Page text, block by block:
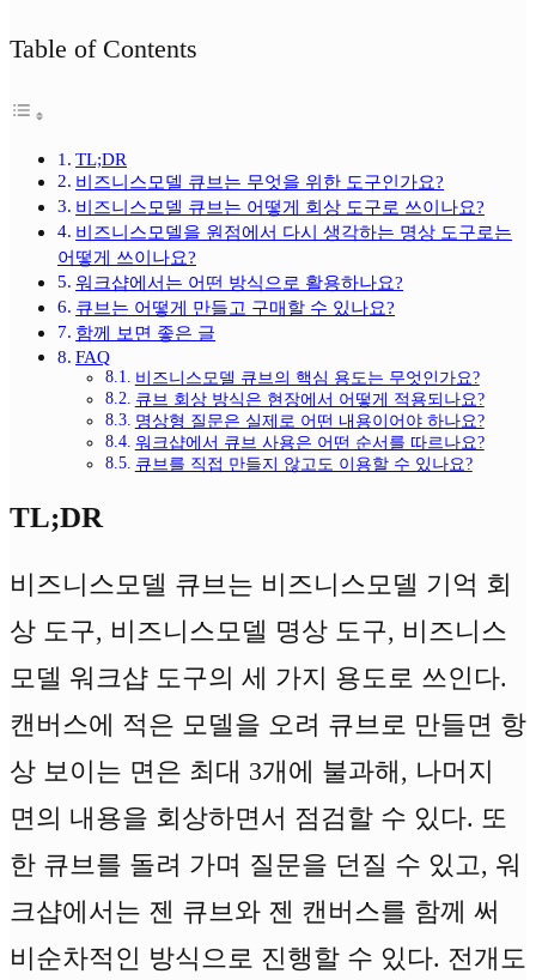
Table of Contents
TL;DR
비즈니스모델 큐브는 무엇을 위한 도구인가요?
비즈니스모델 큐브는 어떻게 회상 도구로 쓰이나요?
비즈니스모델을 원점에서 다시 생각하는 명상 도구로는
어떻게 쓰이나요?
워크샵에서는 어떤 방식으로 활용하나요?
큐브는 어떻게 만들고 구매할 수 있나요?
함께 보면 좋은 글
FAQ
비즈니스모델 큐브의 핵심 용도는 무엇인가요?
큐브 회상 방식은 현장에서 어떻게 적용되나요?
명상형 질문은 실제로 어떤 내용이어야 하나요?
워크샵에서 큐브 사용은 어떤 순서를 따르나요?
큐브를 직접 만들지 않고도 이용할 수 있나요?
TL;DR
비즈니스모델 큐브는 비즈니스모델 기억 회
상 도구, 비즈니스모델 명상 도구, 비즈니스
모델 워크샵 도구의 세 가지 용도로 쓰인다.
캔버스에 적은 모델을 오려 큐브로 만들면 항
상 보이는 면은 최대 3개에 불과해, 나머지
면의 내용을 회상하면서 점검할 수 있다. 또
한 큐브를 돌려 가며 질문을 던질 수 있고, 워
크샵에서는 젠 큐브와 젠 캔버스를 함께 써
비순차적인 방식으로 진행할 수 있다. 전개도